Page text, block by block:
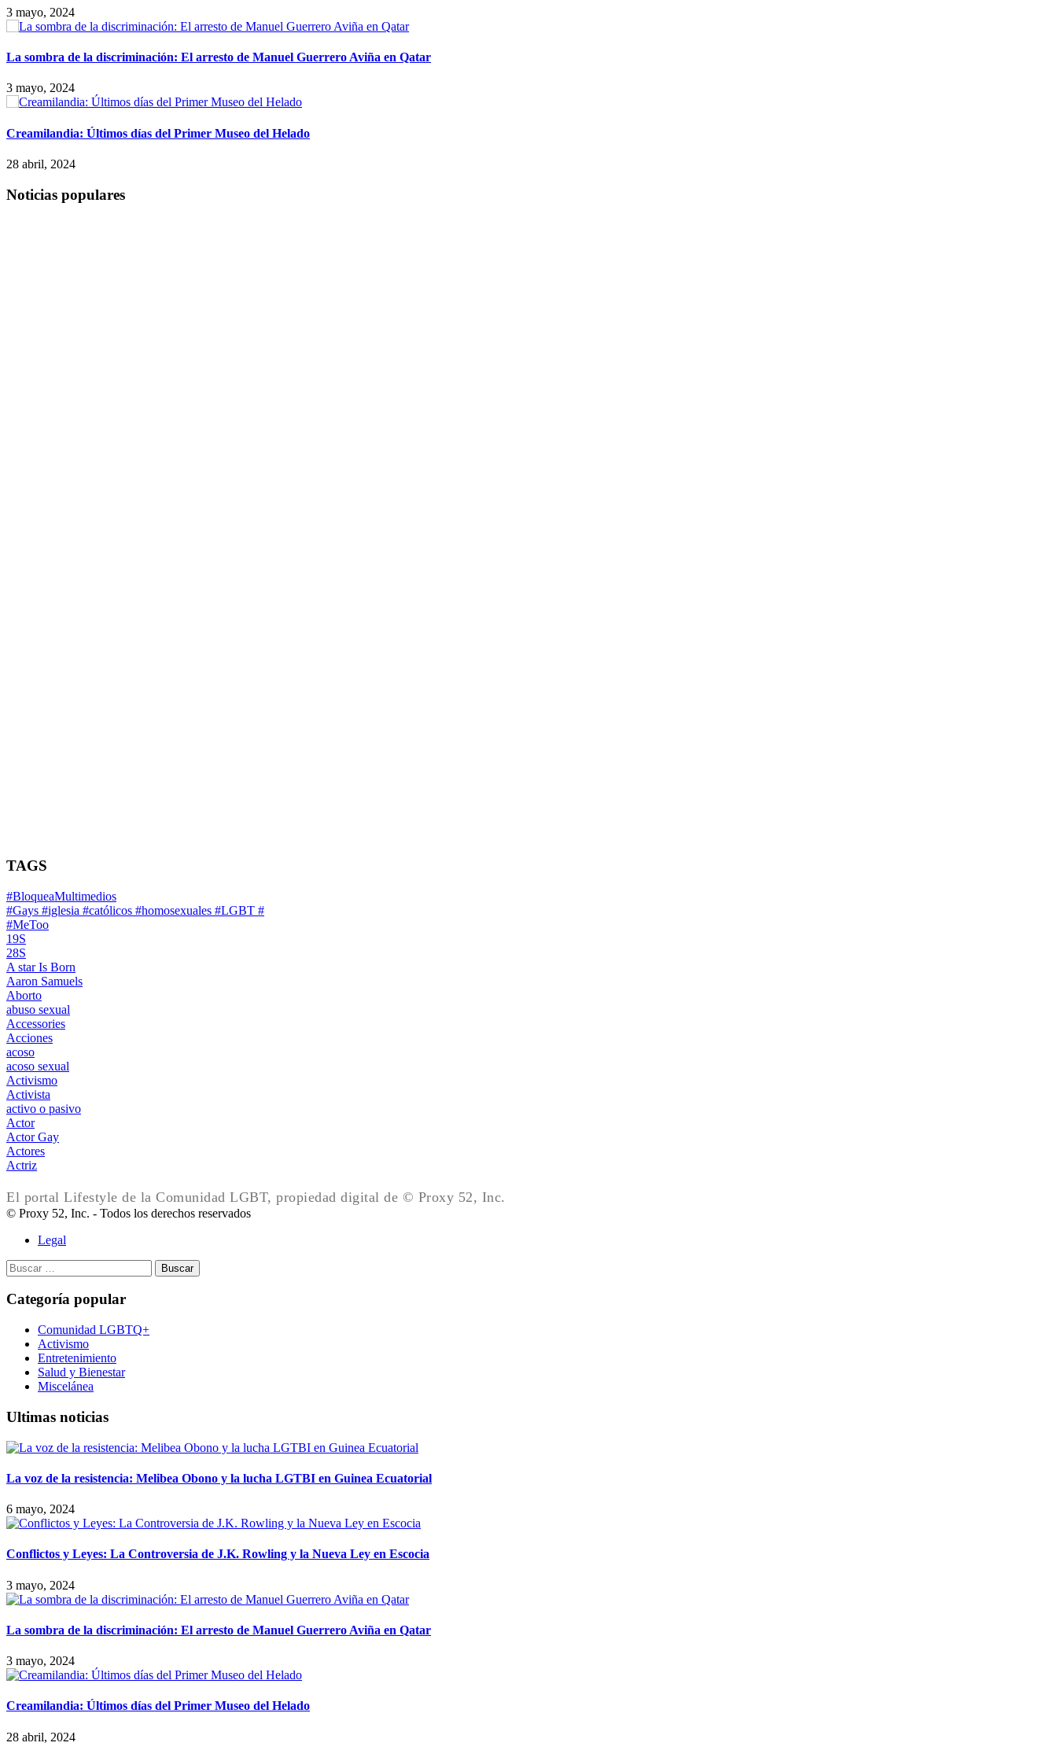
3 mayo, 2024
La sombra de la discriminación: El arresto de Manuel Guerrero Aviña en Qatar
3 mayo, 2024
Creamilandia: Últimos días del Primer Museo del Helado
28 abril, 2024
Noticias populares
TAGS
#BloqueaMultimedios
#Gays #iglesia #católicos #homosexuales #LGBT #
#MeToo
19S
28S
A star Is Born
Aaron Samuels
Aborto
abuso sexual
Accessories
Acciones
acoso
acoso sexual
Activismo
Activista
activo o pasivo
Actor
Actor Gay
Actores
Actriz
El portal Lifestyle de la Comunidad LGBT, propiedad digital de © Proxy 52, Inc.
© Proxy 52, Inc. - Todos los derechos reservados
Legal
Buscar:
Categoría popular
Comunidad LGBTQ+
Activismo
Entretenimiento
Salud y Bienestar
Miscelánea
Ultimas noticias
La voz de la resistencia: Melibea Obono y la lucha LGTBI en Guinea Ecuatorial
6 mayo, 2024
Conflictos y Leyes: La Controversia de J.K. Rowling y la Nueva Ley en Escocia
3 mayo, 2024
La sombra de la discriminación: El arresto de Manuel Guerrero Aviña en Qatar
3 mayo, 2024
Creamilandia: Últimos días del Primer Museo del Helado
28 abril, 2024